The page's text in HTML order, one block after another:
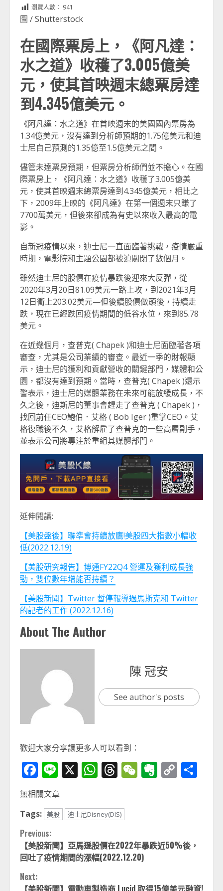
瀏覽人數： 941
圖 / Shutterstock
在國際票房上，《阿凡達：
水之道》收穫了3.005億美
元，使其首映週末總票房達
到4.345億美元。
《阿凡達：水之道》在首映週末的美國國內票房為
1.34億美元，沒有達到分析師預期的1.75億美元和迪
士尼自己預測的1.35億至1.5億美元之間。
儘管未達票房預期，但票房分析師們並不擔心。在國
際票房上，《阿凡達：水之道》收穫了3.005億美
元，使其首映週末總票房達到4.345億美元，相比之
下，2009年上映的《阿凡達》在第一個週末只賺了
7700萬美元，但後來卻成為有史以來收入最高的電
影。
自新冠疫情以來，迪士尼一直面臨著挑戰，疫情嚴重
時期，電影院和主題公園都被迫關閉了數個月。
雖然迪士尼的股價在疫情暴跌後迎來大反彈，從
2020年3月20日81.09美元一路上攻，到2021年3月
12日衝上203.02美元—但後續股價做頭後，持續走
跌，現在已經跌回疫情期間的低谷水位，來到85.78
美元。
在近幾個月，查普克( Chapek )和迪士尼面臨著各項
審查，尤其是公司業績的審查。最近一季的財報顯
示，迪士尼的獲利和貢獻營收的關鍵部門，媒體和公
園，都沒有達到預期。當時，查普克( Chapek )還示
警表示，迪士尼的媒體業務在未來可能放緩成長，不
久之後，迪斯尼的董事會趕走了查普克 ( Chapek )，
找回前任CEO鮑伯．艾格 ( Bob Iger )重掌CEO。艾
格復職後不久，艾格解雇了查普克的一些高層副手，
並表示公司將專注於重組其媒體部門。
延伸閱讀:
【美股盤後】聯準會持續放鷹!美股四大指數小幅收
低(2022.12.19)
【美股研究報告】博通FY22Q4 營運及獲利成長強
勁，雙位數年增能否持續？
【美股新聞】Twitter 暫停報導過馬斯克和 Twitter
的記者的工作 (2022.12.16)
About The Author
陳 冠安
See author's posts
歡迎大家分享讓更多人可以看到：
Facebook
Line
X WhatsApp
Threads
WeChat
Evernote
Copy
無相關文章
Tags: 美股 迪士尼Disney(DIS)
Continue
Reading
Previous:
【美股新聞】亞馬遜股價在2022年暴跌近50%後，
回吐了疫情期間的漲幅(2022.12.20)
Next:
【美股新聞】電動車製造商 Lucid 取得15億美元融資!